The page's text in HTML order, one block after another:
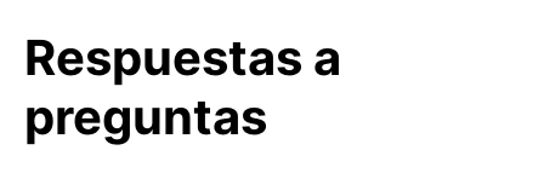
Respuestas a
preguntas